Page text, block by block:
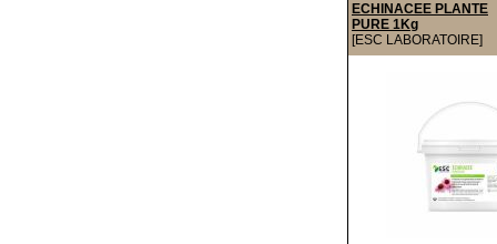
ECHINACEE PLANTE
PURE 1Kg
[ESC LABORATOIRE]